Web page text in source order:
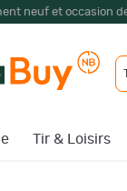
neuf et occasion
Tir & Loisirs